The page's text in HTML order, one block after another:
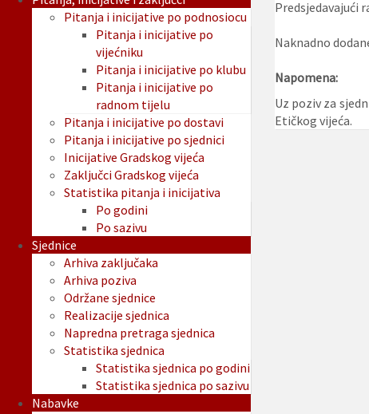
Predsjedavajući
Naknadno
Napomena:
Uz poziv za
Etičkog vijeća.
Pitanja i inicijative po podnosiocu
Pitanja i inicijative po
vijećniku
Pitanja i inicijative po klubu
Pitanja i inicijative po
radnom tijelu
Pitanja i inicijative po dostavi
Pitanja i inicijative po sjednici
Inicijative Gradskog vijeća
Zaključci Gradskog vijeća
Statistika pitanja i inicijativa
Po godini
Po sazivu
Sjednice
Arhiva zaključaka
Arhiva poziva
Održane sjednice
Realizacije sjednica
Napredna pretraga sjednica
Statistika sjednica
Statistika sjednica po godini
Statistika sjednica po sazivu
Nabavke